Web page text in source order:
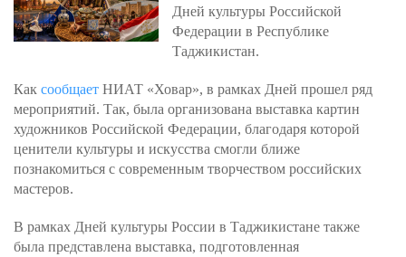
Дней культуры Российской
Федерации в Республике
Таджикистан.
Как сообщает НИАТ «Ховар», в рамках Дней прошел ряд
мероприятий. Так, была организована выставка картин
художников Российской Федерации, благодаря которой
ценители культуры и искусства смогли ближе
познакомиться с современным творчеством российских
мастеров.
В рамках Дней культуры России в Таджикистане также
была представлена выставка, подготовленная